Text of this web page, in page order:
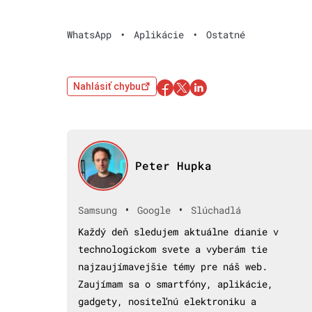
WhatsApp • Aplikácie • Ostatné
Nahlásiť chybu
Peter Hupka
Samsung • Google •
Slúchadlá
Každý deň sledujem aktuálne dianie v
technologickom svete a vyberám tie
najzaujímavejšie témy pre náš web.
Zaujímam sa o smartfóny, aplikácie,
gadgety, nositeľnú elektroniku a